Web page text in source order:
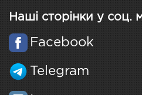
Наші сторінки у соц.
Facebook
Telegram